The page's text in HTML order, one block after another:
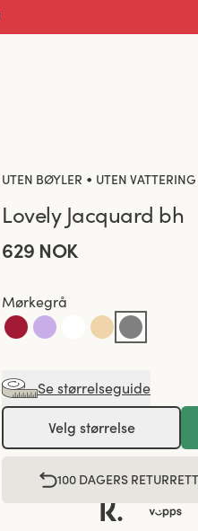
UTEN BØYLER • UTEN VATTERING
Lovely Jacquard bh
629 NOK
Mørkegrå
Se størrelseguide
Velg størrelse
100 DAGERS